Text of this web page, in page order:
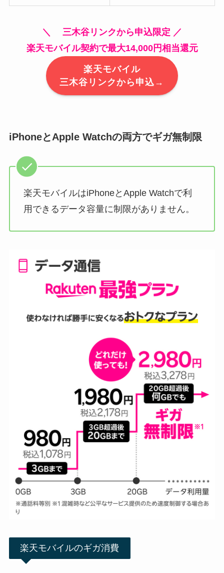
＼ 三木谷リンクから申込限定 ／
楽天モバイル契約で最大14,000円相当還元
楽天モバイル
三木谷リンクから申込→
iPhoneとApple Watchの両方でギガ無制限
楽天モバイルはiPhoneとApple Watchで利
用できるデータ容量に制限がありません。
楽天モバイルのギガ消費